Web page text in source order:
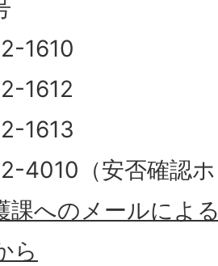
1610
1612
1613
4010（安否確認
課へのメールによ
ら